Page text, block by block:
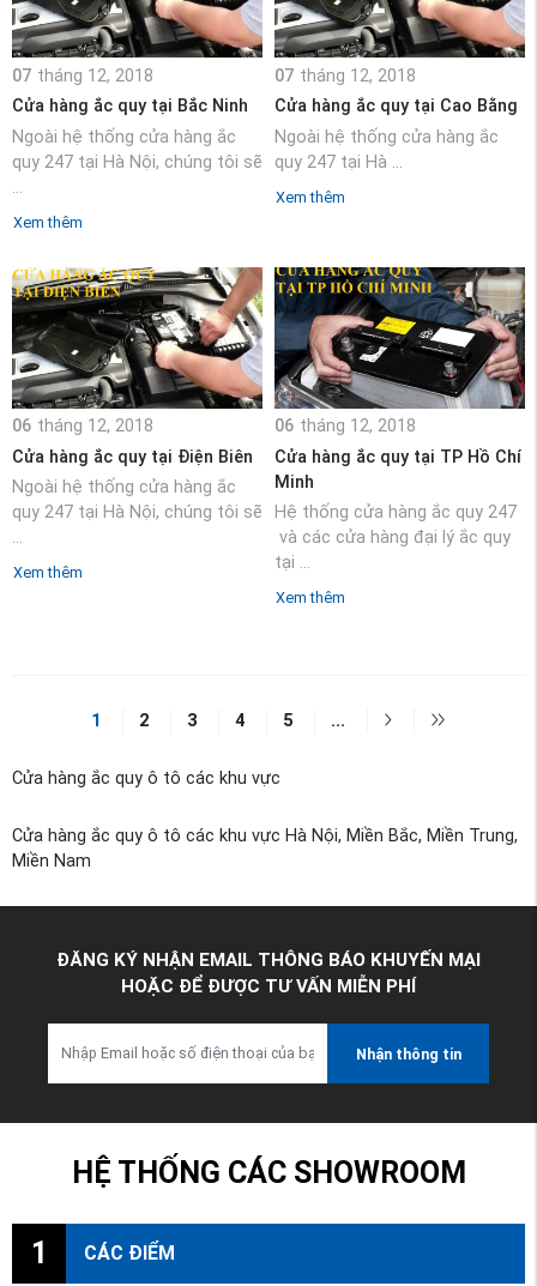
07 tháng 12, 2018
Cửa hàng ắc quy tại Bắc Ninh
Ngoài hệ thống cửa hàng ắc
quy 247 tại Hà Nội, chúng tôi sẽ
...
Xem thêm
07 tháng 12, 2018
Cửa hàng ắc quy tại Cao Bằng
Ngoài hệ thống cửa hàng ắc
quy 247 tại Hà ...
Xem thêm
06 tháng 12, 2018
Cửa hàng ắc quy tại Điện Biên
Ngoài hệ thống cửa hàng ắc
quy 247 tại Hà Nội, chúng tôi sẽ
...
Xem thêm
06 tháng 12, 2018
Cửa hàng ắc quy tại TP Hồ Chí
Minh
Hệ thống cửa hàng ắc quy 247
và các cửa hàng đại lý ắc quy
tại ...
Xem thêm
1 2 3 4 5 ...
Cửa hàng ắc quy ô tô các khu vực
Cửa hàng ắc quy ô tô các khu vực Hà Nội, Miền Bắc, Miền Trung,
Miền Nam
ĐĂNG KÝ NHẬN EMAIL THÔNG BÁO KHUYẾN MẠI
HOẶC ĐỂ ĐƯỢC TƯ VẤN MIỄN PHÍ
Nhận thông tin
HỆ THỐNG CÁC SHOWROOM
1 CÁC ĐIỂM